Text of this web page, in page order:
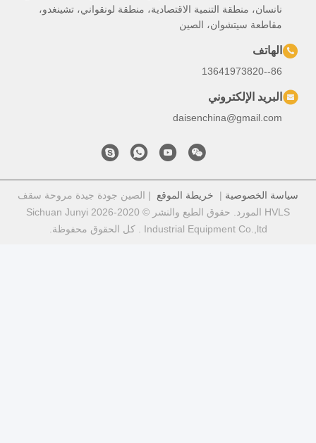
منطقة لونقواني، تشينغدو،
| الصين جودة جيدة مروحة سقف
HVLS المورد. حقوق الطبع والنشر © 2020-2026 Sichuan Junyi